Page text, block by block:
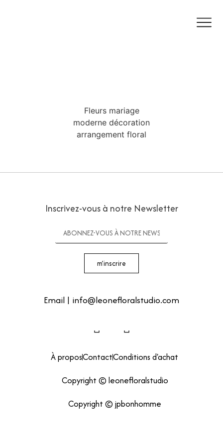
Fleurs mariage
moderne décoration
arrangement floral
Inscrivez-vous à notre Newsletter
m’inscrire
Email | info@leonefloralstudio.com
À proposContactConditions d'achat
Copyright © leonefloralstudio
Copyright © jpbonhomme